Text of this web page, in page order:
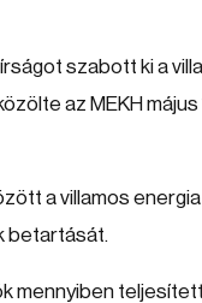
szabott ki a
az MEKH május
a villamos energia
betartását.
mennyiben